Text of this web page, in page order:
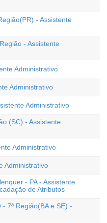
- Assistente
- Assistente
Administrativo
Administrativo
Administrativo
(SC) - Assistente
Administrativo
Administrativo
- PA - Assistente
de Atributos
7ª Região(BA e SE) -